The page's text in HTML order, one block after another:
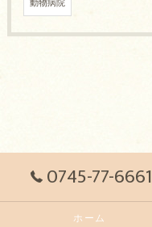
動物病院
0745-77-6661
ホーム